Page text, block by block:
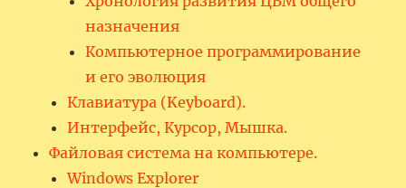
назначения
Компьютерное программирование
и его эволюция
Клавиатура (Keyboard).
Интерфейс, Курсор, Мышка.
Файловая система на компьютере.
Windows Explorer